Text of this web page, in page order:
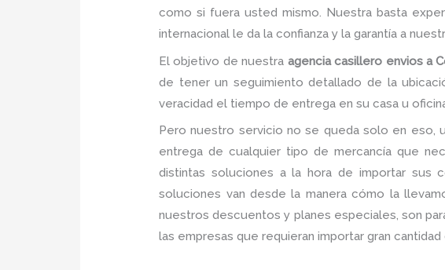
como si fuera usted mismo. Nuestra basta
internacional le da la confianza y la garantía a
El objetivo de nuestra agencia casillero envios a
de tener un seguimiento detallado de la
veracidad el tiempo de entrega en su casa u
Pero nuestro servicio no se queda solo en eso,
entrega de cualquier tipo de mercancía que
distintas soluciones a la hora de importar sus
soluciones van desde la manera cómo la
nuestros descuentos y planes especiales, son
las empresas que requieran importar gran cantidad